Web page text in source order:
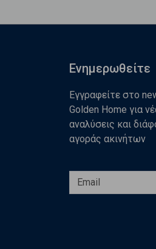
Ενημερωθείτε
Εγγραφείτε στο
Golden Home για
αναλύσεις και
αγοράς ακινήτων